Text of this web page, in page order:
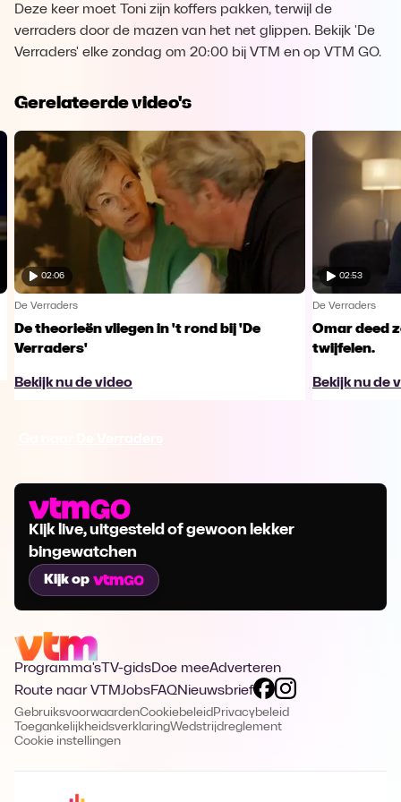
Deze keer moet Toni zijn koffers pakken, terwijl de
verraders door de mazen van het net glippen. Bekijk 'De
Verraders' elke zondag om 20:00 bij VTM en op VTM GO.
Gerelateerde video's
02:06
De Verraders
De theorieën vliegen in 't rond bij 'De
Verraders'
Bekijk nu de video
02:53
De Verraders
Omar deed
twijfelen.
Bekijk nu de
Kijk live, uitgesteld of gewoon lekker
bingewatchen
Kijk op
Programma's TV-gidsDoe meeAdverteren
Route naar VTMJobsFAQNieuwsbrief
GebruiksvoorwaardenCookiebeleid Privacybeleid
ToegankelijkheidsverklaringWedstrijdreglement
Cookie instellingen